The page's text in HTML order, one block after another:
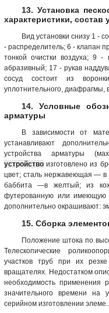
13. Установка
характеристики, состав
Вид установки снизу 1 -
- распределитель; 6 - клапан
тонкой очистки воздуха; 9
абразивный; 17 - рукав
сосуд состоит из
уплотнительного, диафрагмы,
14. Условные
арматуры
В зависимости от
устанавливают
устройства арматуры
устройство изготовлено из
цвет; сталь нержавеющая —
баббита —в желтый; из
футерованную или имеющую
дополнительно окрашивают:
15. Сборка
Положение штока по
Телескопические
участков труб при их
вращателях. Недостатком
необходимость применения
значительного времени на
серийном изготовлении элеме...